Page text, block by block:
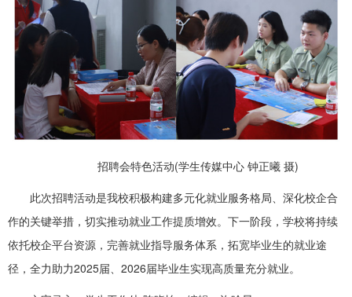
招聘会特色活动(学生传媒中心 钟正曦 摄)
此次招聘活动是我校积极构建多元化就业服务格局、深化校企合
作的关键举措，切实推动就业工作提质增效。下一阶段，学校将持续
依托校企平台资源，完善就业指导服务体系，拓宽毕业生的就业途
径，全力助力2025届、2026届毕业生实现高质量充分就业。